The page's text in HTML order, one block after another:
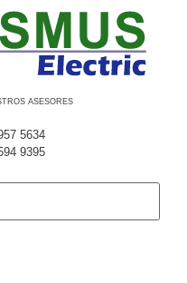
ASESORES
5634
9395